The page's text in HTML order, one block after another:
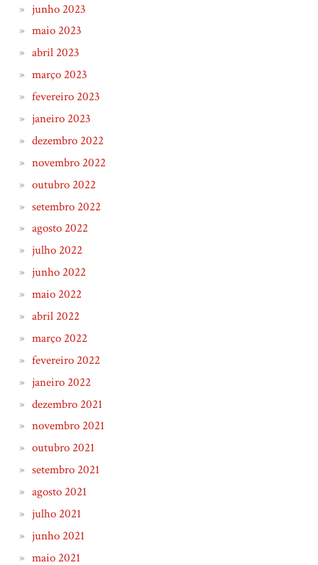
junho 2023
maio 2023
abril 2023
março 2023
fevereiro 2023
janeiro 2023
dezembro 2022
novembro 2022
outubro 2022
setembro 2022
agosto 2022
julho 2022
junho 2022
maio 2022
abril 2022
março 2022
fevereiro 2022
janeiro 2022
dezembro 2021
novembro 2021
outubro 2021
setembro 2021
agosto 2021
julho 2021
junho 2021
maio 2021